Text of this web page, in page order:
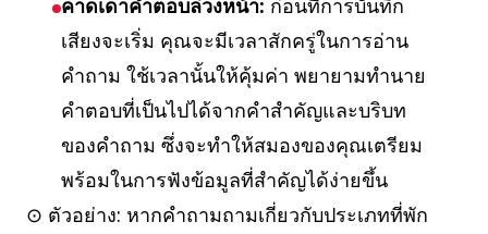
เสียงจะเริ่ม คุณจะมีเวลาสักครู่ในการอ่าน
คำถาม ใช้เวลานั้นให้คุ้มค่า พยายามทำนาย
คำตอบที่เป็นไปได้จากคำสำคัญและบริบท
ของคำถาม ซึ่งจะทำให้สมองของคุณเตรียม
พร้อมในการฟังข้อมูลที่สำคัญได้ง่ายขึ้น
⊙ ตัวอย่าง: หากคำถามถามเกี่ยวกับประเภทที่พัก